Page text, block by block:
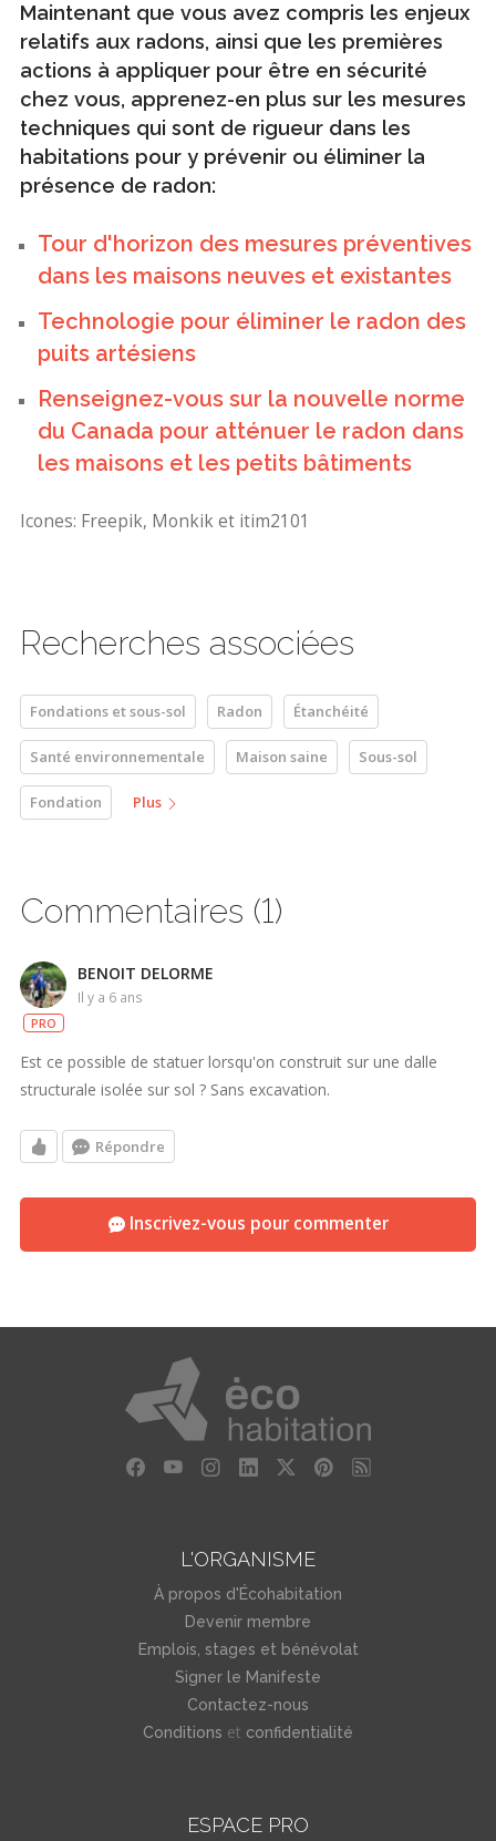
Maintenant que vous avez compris les enjeux
relatifs aux radons, ainsi que les premières
actions à appliquer pour être en sécurité
chez vous, apprenez-en plus sur les mesures
techniques qui sont de rigueur dans les
habitations pour y prévenir ou éliminer la
présence de radon:
Tour d'horizon des mesures préventives
dans les maisons neuves et existantes
Technologie pour éliminer le radon des
puits artésiens
Renseignez-vous sur la nouvelle norme
du Canada pour atténuer le radon dans
les maisons et les petits bâtiments
Icones: Freepik, Monkik et itim2101
Recherches associées
Fondations et sous-sol Radon Étanchéité
Santé environnementale Maison saine Sous-sol
Fondation Plus
Commentaires (1)
PRO
BENOIT DELORME
il y a 6 ans
Est ce possible de statuer lorsqu'on construit sur une dalle
structurale isolée sur sol ? Sans excavation.
Répondre
Inscrivez-vous pour commenter
L'ORGANISME
À propos d'Écohabitation
Devenir membre
Emplois, stages et bénévolat
Signer le Manifeste
Contactez-nous
Conditions et confidentialité
ESPACE PRO